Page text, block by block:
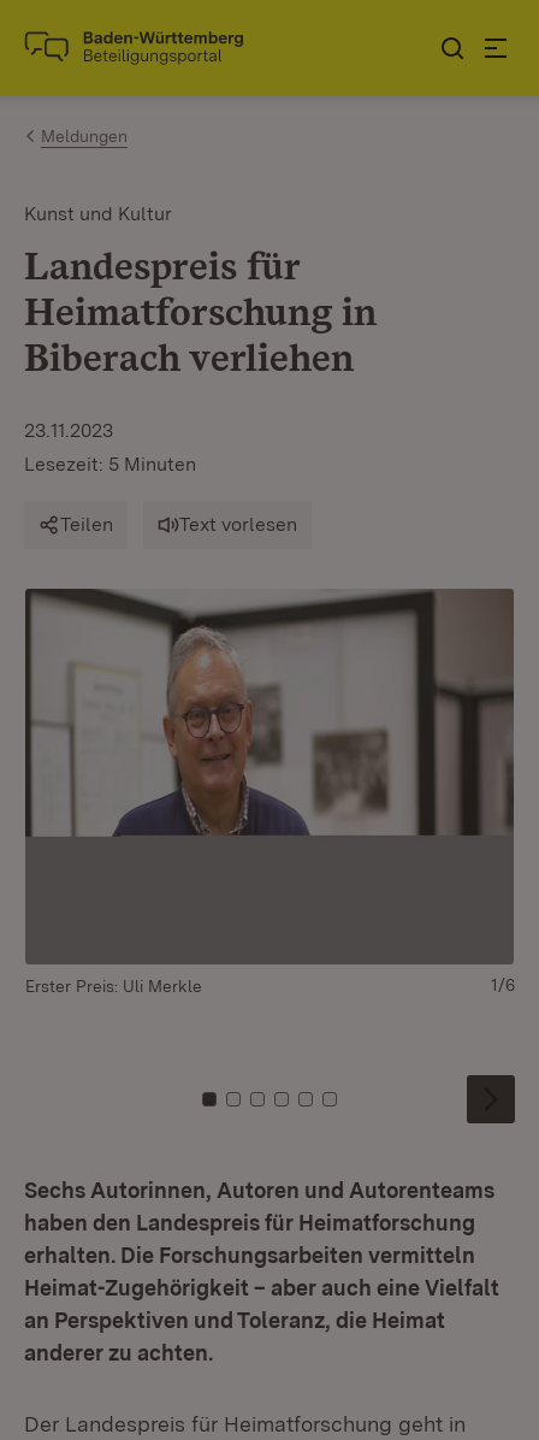
Zum Inhalt springen
Link zur Startseite
Meldungen
Kunst und Kultur
Landespreis für
Heimatforschung in
Biberach verliehen
23.11.2023
Lesezeit: 5 Minuten
Teilen Text vorlesen
Erster Preis: Uli Merkle
Zu Kachel: 0
Zu Kachel: 1
Zu Kachel: 2
Zu Kachel: 3
Zu Kachel: 4
Zu Kachel: 5
1/6
Sechs Autorinnen, Autoren und Autorenteams
haben den Landespreis für Heimatforschung
erhalten. Die Forschungsarbeiten vermitteln
Heimat-Zugehörigkeit – aber auch eine Vielfalt
an Perspektiven und Toleranz, die Heimat
anderer zu achten.
Der Landespreis für Heimatforschung geht in